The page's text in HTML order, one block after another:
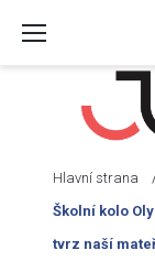
Hlavní strana
Školní kolo
tvrz naší